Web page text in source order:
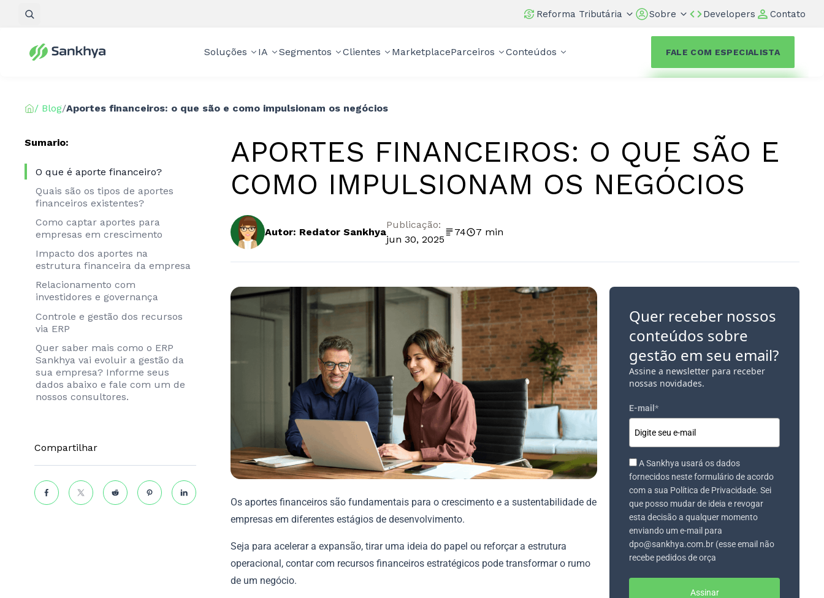
Reforma Tributária Sobre Developers Contato
Soluções IA Segmentos Clientes MarketplaceParceiros Conteúdos FALE COM ESPECIALISTA
/ Blog/Aportes financeiros: o que são e como impulsionam os negócios
Sumario:
O que é aporte financeiro?
Quais são os tipos de aportes
financeiros existentes?
Como captar aportes para
empresas em crescimento
Impacto dos aportes na
estrutura financeira da empresa
Relacionamento com
investidores e governança
Controle e gestão dos recursos
via ERP
Quer saber mais como o ERP
Sankhya vai evoluir a gestão da
sua empresa? Informe seus
dados abaixo e fale com um de
nossos consultores.
Compartilhar
APORTES FINANCEIROS: O QUE SÃO E
COMO IMPULSIONAM OS NEGÓCIOS
Autor: Redator Sankhya
Publicação:
jun 30, 2025
74 7 min
Os aportes financeiros são fundamentais para o crescimento e a sustentabilidade de
empresas em diferentes estágios de desenvolvimento.
Seja para acelerar a expansão, tirar uma ideia do papel ou reforçar a estrutura
operacional, contar com recursos financeiros estratégicos pode transformar o rumo
de um negócio.
Quer receber nossos
conteúdos sobre
gestão em seu email?
Assine a newsletter para receber
nossas novidades.
E-mail *
A Sankhya usará os dados
fornecidos neste formulário de acordo
com a sua Política de Privacidade. Sei
que posso mudar de ideia e revogar
esta decisão a qualquer momento
enviando um e-mail para
dpo@sankhya.com.br (esse email não
recebe pedidos de orça
Assinar